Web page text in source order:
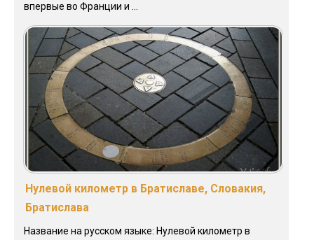
впервые во Франции и ...
Нулевой километр в Братиславе, Словакия,
Братислава
Название на русском языке: Нулевой километр в